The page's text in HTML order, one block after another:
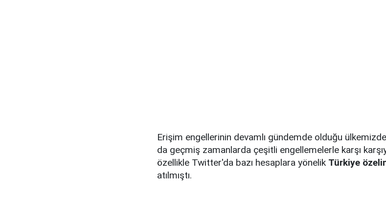
Erişim engellerinin devamlı gündemde olduğu
da geçmiş zamanlarda çeşitli engellemelerle karşı
özellikle Twitter'da bazı hesaplara yönelik Türkiye
atılmıştı.